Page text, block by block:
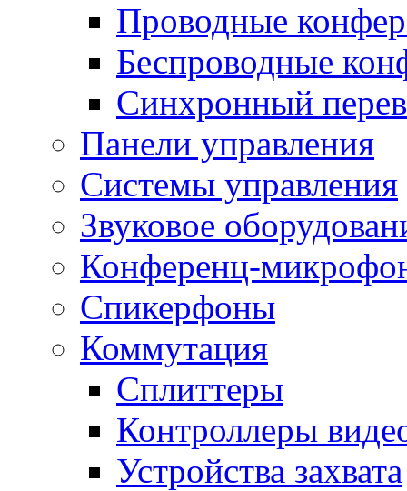
Проводные
Беспроводные
Синхронный
Панели управления
Системы управления
Звуковое
Конференц-
Спикерфоны
Коммутация
Сплиттеры
Контроллеры
Устройства захвата